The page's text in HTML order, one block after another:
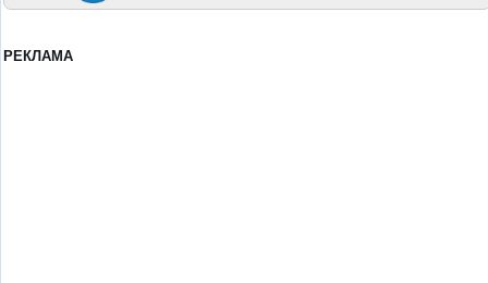
РЕКЛАМА